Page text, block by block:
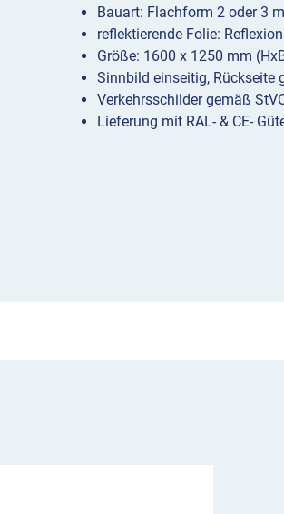
Bauart: Flachform 2 oder 3
reflektierende Folie:
Größe: 1600 x 1250 mm
Sinnbild einseitig, Rückseite
Verkehrsschilder gemäß
Lieferung mit RAL- & CE-